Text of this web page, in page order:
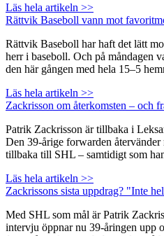
Läs hela artikeln >>
Rättvik Baseboll vann mot
Rättvik Baseboll har haft det lätt
herr i baseboll. Och på måndagen
den här gången med hela 15–5
Läs hela artikeln >>
Zackrisson om återkomsten – och
Patrik Zackrisson är tillbaka i
Den 39-årige forwarden
tillbaka till SHL – samtidigt som
Läs hela artikeln >>
Zackrissons sista uppdrag? "Inte
Med SHL som mål är Patrik
intervju öppnar nu 39-åringen upp